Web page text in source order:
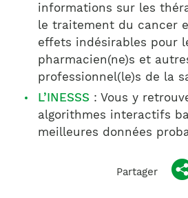
informations sur les
le traitement du cancer
effets indésirables pour
pharmacien(ne)s et
professionnel(le)s de la
L’INESSS : Vous y
algorithmes interactifs
meilleures données
Partager